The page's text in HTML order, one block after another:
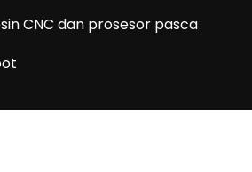
CNC dan prosesor pasca